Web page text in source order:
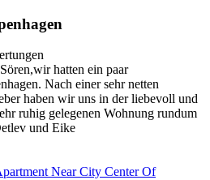
hatten ein paar
Nach einer sehr netten
haben wir uns in der liebevoll und
ruhig gelegenen Wohnung rundum
und Eike
Near City Center Of